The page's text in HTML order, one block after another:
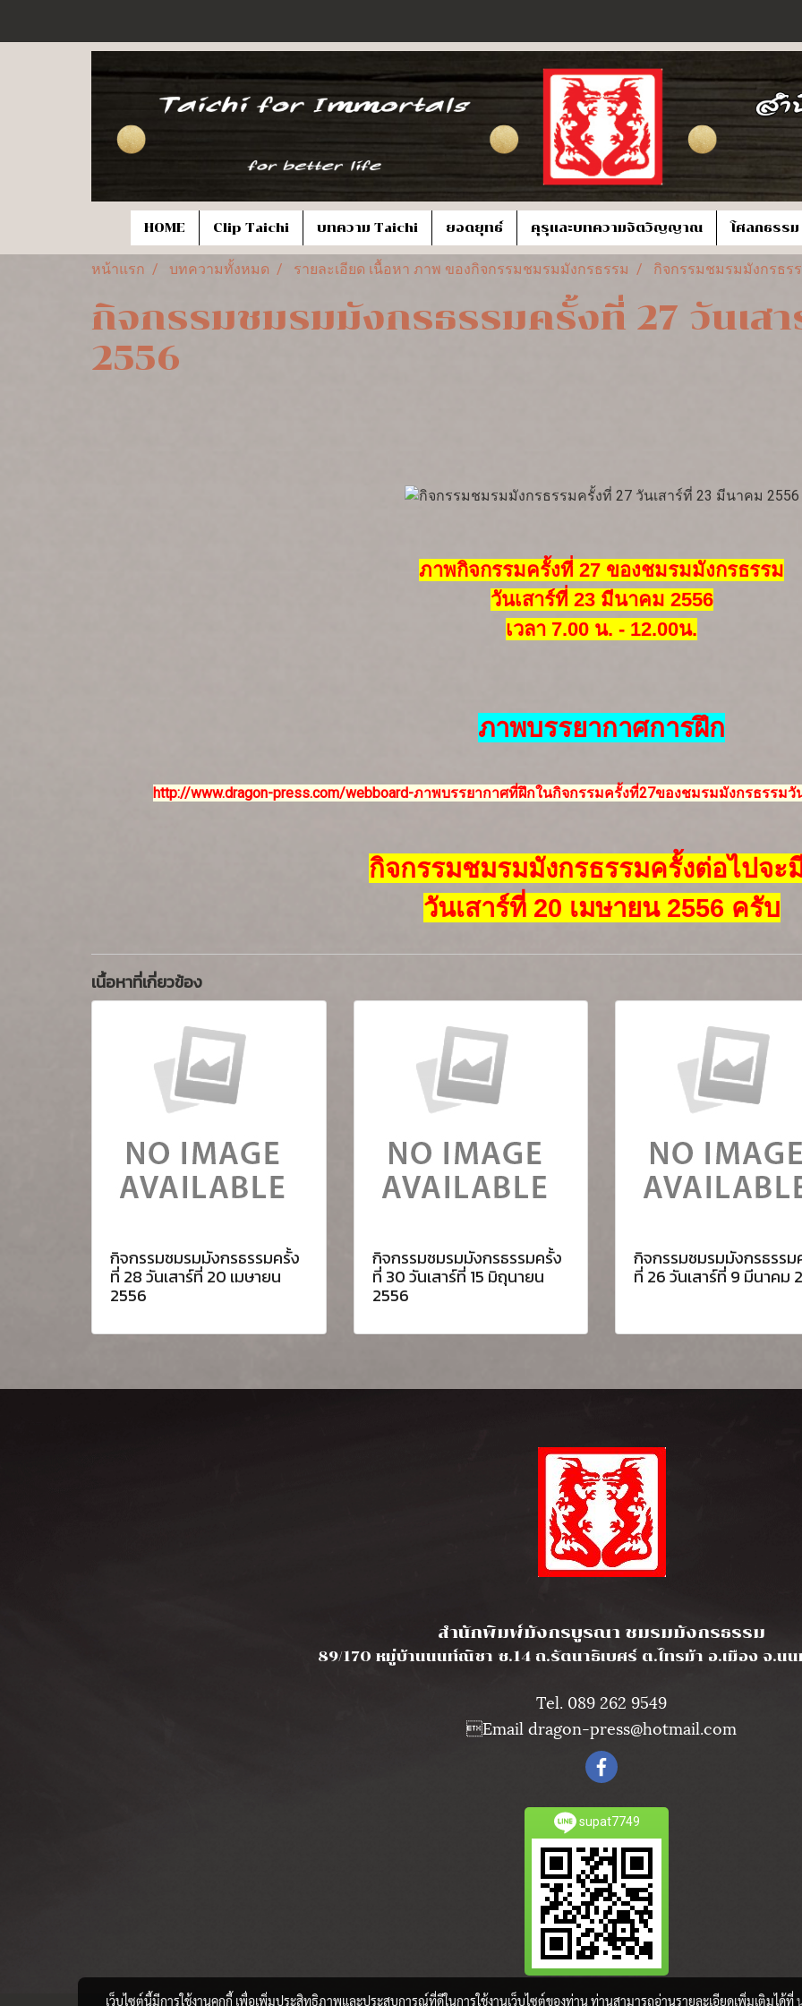
HOME Clip Taichi บทความ Taichi ยอดยุทธ์ คุรุและบทความจิตวิญญาณ โศลกธรรม
หน้าแรก บทความทั้งหมด รายละเอียด เนื้อหา ภาพ ของกิจกรรมชมรมมังกรธรรม กิจกรรมชมรมมังกรธร
กิจกรรมชมรมมังกรธรรมครั้งที่ 27 วันเส
2556
ภาพกิจกรรมครั้งที่ 27 ของชมรมมังกรธรรม
วันเสาร์ที่ 23มีนาคม 2556
เวลา 7.00 น. - 12.00น.
ภาพบรรยากาศการฝึก
http://www.dragon-press.com/webboard-ภาพบรรยากาศที่ฝึกในกิจกรรมครั้งที่27ของชมรมมังกรธรรม
กิจกรรมชมรมมังกรธรรมครั้งต่อไปจะ
วันเสาร์ที่ 20 เมษายน 2556 ครับ
เนื้อหาที่เกี่ยวข้อง
กิจกรรมชมรมมังกรธรรมครั้ง
ที่ 28 วันเสาร์ที่ 20 เมษายน
2556
กิจกรรมชมรมมังกรธรรมครั้ง
ที่ 30 วันเสาร์ที่ 15 มิถุนายน
2556
กิจกรรมชมรมมังกรธรรม
ที่ 26 วันเสาร์ที่ 9 มีนาคม
สำนักพิมพ์มังกรบูรณา ชมรมมังกรธรรม
89/170 หมู่บ้านนนท์ณิชา ซ.14 ถ.รัตนาธิเบศร์ ต.ไทรม้า อ.เมือง จ.น
Tel. 089 262 9549
Email dragon-press@hotmail.com
supat7749
เว็บไซต์นี้มีการใช้งานคุกกี้ เพื่อเพิ่มประสิทธิภาพและประสบการณ์ที่ดีในการใช้งานเว็บไซต์ของท่าน ท่านสามารถอ่านรายละเอียดเพิ่มเติมได้ที่